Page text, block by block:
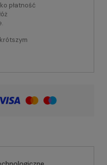
płatność